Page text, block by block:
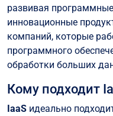
развивая
инновационные
компаний, которые
программного
обработки больших
Кому подходит
IaaS идеально